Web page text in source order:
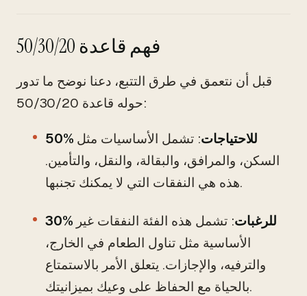
فهم قاعدة 50/30/20
قبل أن نتعمق في طرق التتبع، دعنا نوضح ما تدور
حوله قاعدة 50/30/20:
50% للاحتياجات: تشمل الأساسيات مثل
السكن، والمرافق، والبقالة، والنقل، والتأمين.
هذه هي النفقات التي لا يمكنك تجنبها.
30% للرغبات: تشمل هذه الفئة النفقات غير
الأساسية مثل تناول الطعام في الخارج،
والترفيه، والإجازات. يتعلق الأمر بالاستمتاع
بالحياة مع الحفاظ على وعيك بميزانيتك.